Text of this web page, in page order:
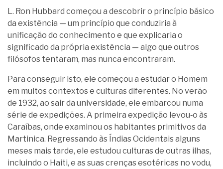
L. Ron Hubbard começou a descobrir o princípio básico
da existência — um princípio que conduziria à
unificação do conhecimento e que explicaria o
significado da própria existência — algo que outros
filósofos tentaram, mas nunca encontraram.
Para conseguir isto, ele começou a estudar o Homem
em muitos contextos e culturas diferentes. No verão
de 1932, ao sair da universidade, ele embarcou numa
série de expedições. A primeira expedição levou‑o às
Caraíbas, onde examinou os habitantes primitivos da
Martinica. Regressando às Índias Ocidentais alguns
meses mais tarde, ele estudou culturas de outras ilhas,
incluindo o Haiti, e as suas crenças esotéricas no vodu,